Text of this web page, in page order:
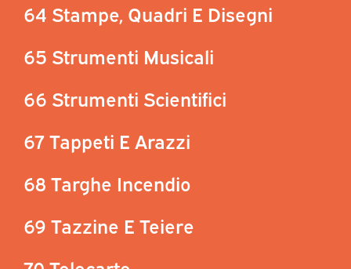
64 Stampe, Quadri E Disegni
65 Strumenti Musicali
66 Strumenti Scientifici
67 Tappeti E Arazzi
68 Targhe Incendio
69 Tazzine E Teiere